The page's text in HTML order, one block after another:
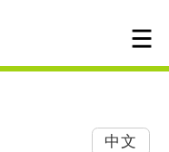
中文